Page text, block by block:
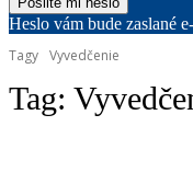
Heslo vám bude zaslané
Tagy Vyvedčenie
Tag: